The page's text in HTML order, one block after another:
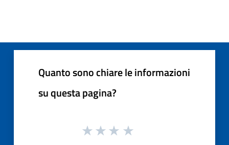
Quanto sono chiare le informazioni
su questa pagina?